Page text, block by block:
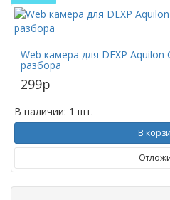
Web камера для DEXP
разбора
299p
В наличии: 1 шт.
В